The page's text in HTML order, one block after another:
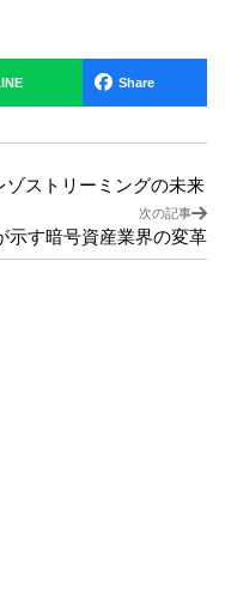
Share
ゾストリーミングの未来
次の記事
示す暗号資産業界の変革